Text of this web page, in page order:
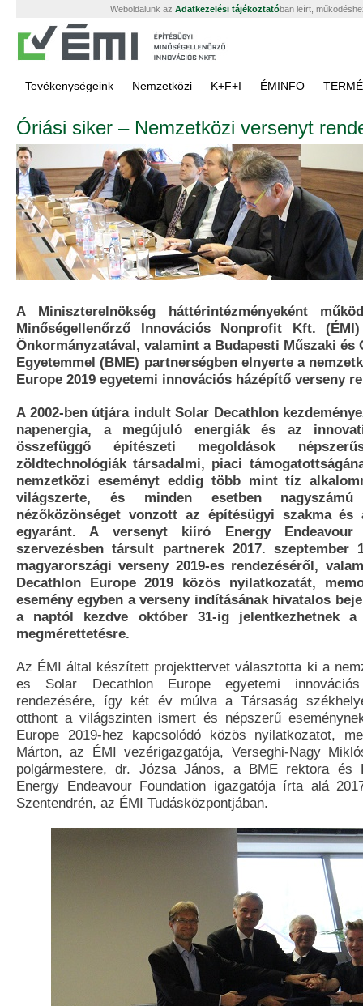
Weboldalunk az Adatkezelési tájékoztatóban leírt,
Tevékenységeink Nemzetközi K+F+I ÉMINFO
Óriási siker – Nemzetközi versenyt
A Miniszterelnökség háttérintézményeként
Minőségellenőrző Innovációs Nonprofit Kft.
Önkormányzatával, valamint a Budapesti Műszaki és
Egyetemmel (BME) partnerségben elnyerte a
Europe 2019 egyetemi innovációs házépítő verseny
A 2002-ben útjára indult Solar Decathlon
napenergia, a megújuló energiák és az
összefüggő építészeti megoldások
zöldtechnológiák társadalmi, piaci
nemzetközi eseményt eddig több mint tíz
világszerte, és minden esetben
nézőközönséget vonzott az építésügyi szakma és
egyaránt. A versenyt kiíró Energy
szervezésben társult partnerek 2017. szeptember
magyarországi verseny 2019-es rendezéséről,
Decathlon Europe 2019 közös nyilatkozatát,
esemény egyben a verseny indításának hivatalos
a naptól kezdve október 31-ig jelentkezhetnek
megmérettetésre.
Az ÉMI által készített projekttervet választotta ki a
es Solar Decathlon Europe egyetemi
rendezésére, így két év múlva a Társaság
otthont a világszinten ismert és népszerű
Europe 2019-hez kapcsolódó közös nyilatkozatot,
Márton, az ÉMI vezérigazgatója, Verseghi-Nagy
polgármestere, dr. Józsa János, a BME rektora és
Energy Endeavour Foundation igazgatója írta alá
Szentendrén, az ÉMI Tudásközpontjában.